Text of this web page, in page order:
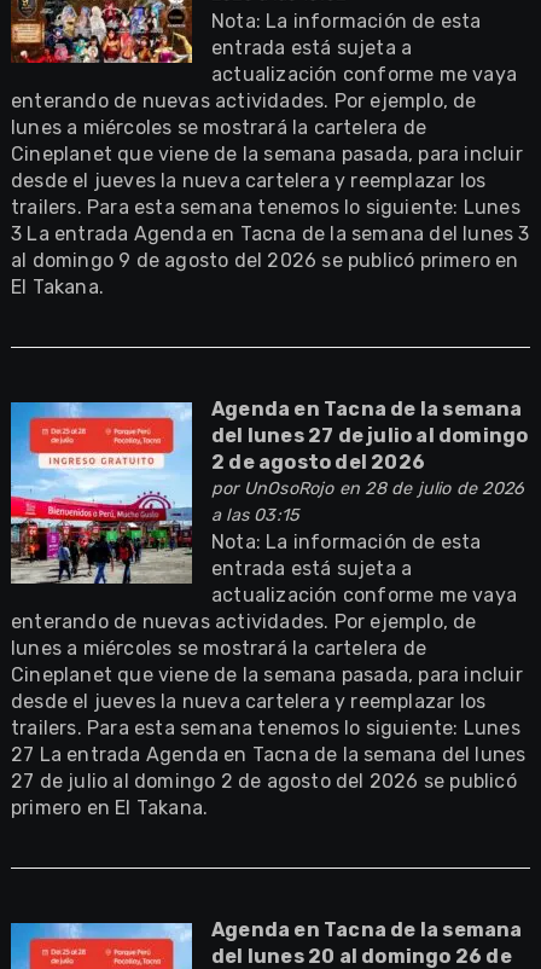
Nota: La información de esta
entrada está sujeta a
actualización conforme me vaya
enterando de nuevas actividades. Por ejemplo, de
lunes a miércoles se mostrará la cartelera de
Cineplanet que viene de la semana pasada, para incluir
desde el jueves la nueva cartelera y reemplazar los
trailers. Para esta semana tenemos lo siguiente: Lunes
3 La entrada Agenda en Tacna de la semana del lunes 3
al domingo 9 de agosto del 2026 se publicó primero en
El Takana.
Agenda en Tacna de la semana
del lunes 27 de julio al domingo
2 de agosto del 2026
por UnOsoRojoen 28 de julio de 2026
a las 03:15
Nota: La información de esta
entrada está sujeta a
actualización conforme me vaya
enterando de nuevas actividades. Por ejemplo, de
lunes a miércoles se mostrará la cartelera de
Cineplanet que viene de la semana pasada, para incluir
desde el jueves la nueva cartelera y reemplazar los
trailers. Para esta semana tenemos lo siguiente: Lunes
27 La entrada Agenda en Tacna de la semana del lunes
27 de julio al domingo 2 de agosto del 2026 se publicó
primero en El Takana.
Agenda en Tacna de la semana
del lunes 20 al domingo 26 de